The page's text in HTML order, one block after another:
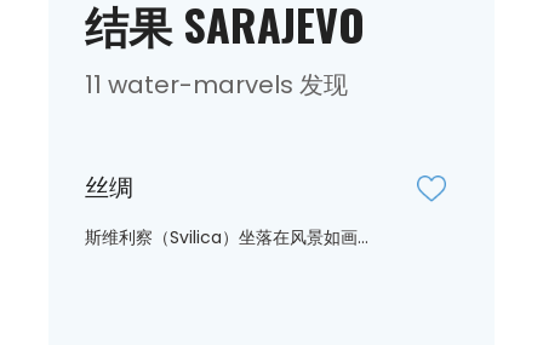
结果 SARAJEVO
11 water-marvels 发现
丝绸
斯维利察（Svilica）坐落在风景如画...